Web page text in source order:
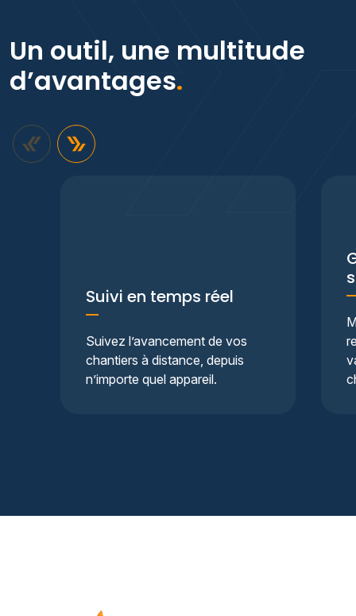
Un outil, une multitude
d’avantages.
Suivi en temps réel
Suivez l’avancement de vos
chantiers à distance, depuis
n’importe quel appareil.